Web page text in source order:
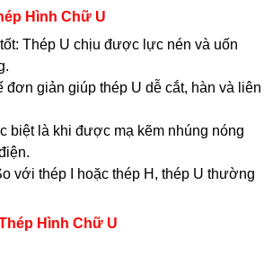
Hình Chữ U
Thép U chịu được lực nén và uốn
đơn giản giúp thép U dễ cắt, hàn và liên
biệt là khi được mạ kẽm nhúng nóng
với thép I hoặc thép H, thép U thường
Hình Chữ U